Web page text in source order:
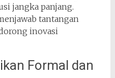
jangka panjang.
tantangan
inovasi
Formal dan